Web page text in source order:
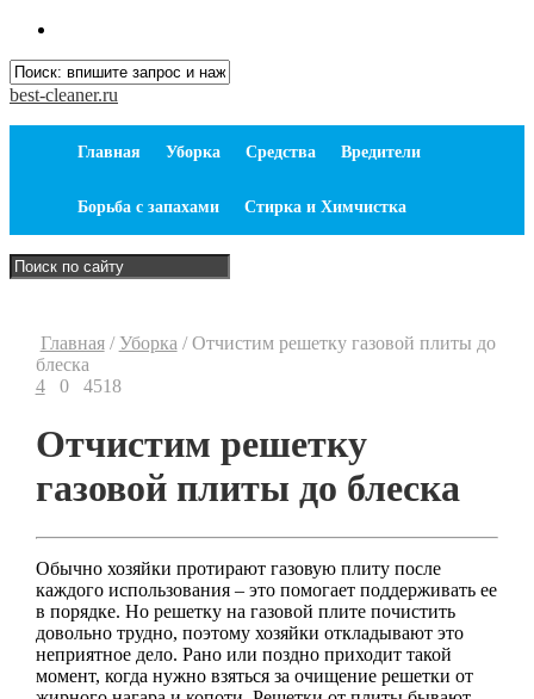
best-cleaner.ru
Главная Уборка Средства Вредители
Борьба с запахами Стирка и Химчистка
Главная/ Уборка /Отчистим решетку газовой плиты до
блеска
4
0 4518
Отчистим решетку
газовой плиты до блеска
Обычно хозяйки протирают газовую плиту после
каждого использования – это помогает поддерживать ее
в порядке. Но решетку на газовой плите почистить
довольно трудно, поэтому хозяйки откладывают это
неприятное дело. Рано или поздно приходит такой
момент, когда нужно взяться за очищение решетки от